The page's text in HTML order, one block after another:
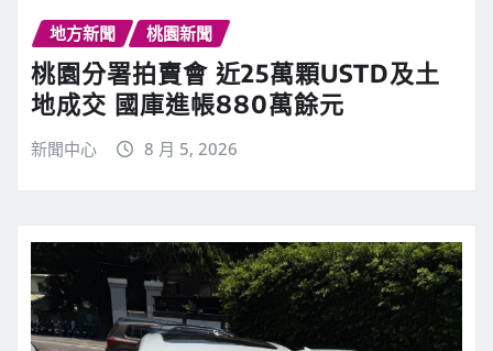
地方新聞 桃園新聞
桃園分署拍賣會 近25萬顆USTD及土
地成交 國庫進帳880萬餘元
新聞中心 8 月 5, 2026